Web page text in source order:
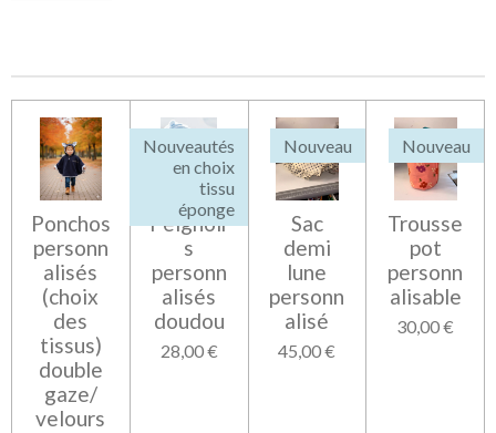
Ponchos
personn
alisés
(choix
des
tissus)
double
gaze/
velours
Nouveautés
en choix
tissu
éponge
Peignoir
s
personn
alisés
doudou
28,00 €
Nouveau
Sac
demi
lune
personn
alisé
45,00 €
Nouveau
Trousse
pot
personn
alisable
30,00 €